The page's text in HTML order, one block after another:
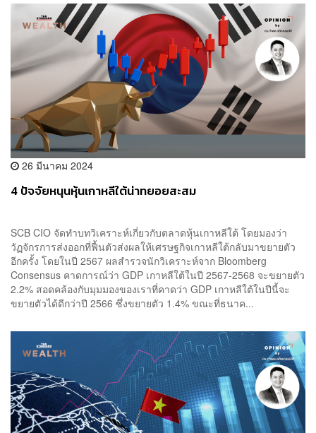
26 มีนาคม 2024
4 ปัจจัยหนุนหุ้นเกาหลีใต้น่าทยอยสะสม
SCB CIO จัดทำบทวิเคราะห์เกี่ยวกับตลาดหุ้นเกาหลีใต้ โดยมองว่า
วัฏจักรการส่งออกที่ฟื้นตัวส่งผลให้เศรษฐกิจเกาหลีใต้กลับมาขยายตัว
อีกครั้ง โดยในปี 2567 ผลสำรวจนักวิเคราะห์จาก Bloomberg
Consensus คาดการณ์ว่า GDP เกาหลีใต้ในปี 2567-2568 จะขยายตัว
2.2% สอดคล้องกับมุมมองของเราที่คาดว่า GDP เกาหลีใต้ในปีนี้จะ
ขยายตัวได้ดีกว่าปี 2566 ซึ่งขยายตัว 1.4% ขณะที่ธนาค...